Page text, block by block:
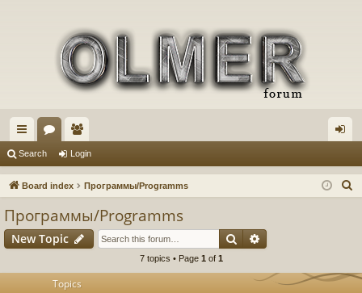
ui
ck
ks
or
u
e
m in
Search Login
Board index Программы/Programms
h
Программы/Programms
New Topic Search
7 topics • Page 1 of 1
Topics